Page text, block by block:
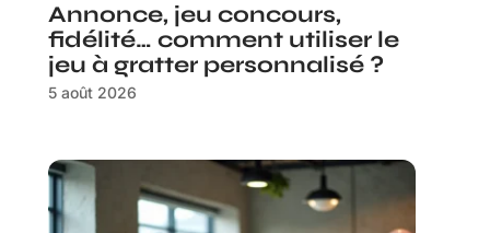
Annonce, jeu concours,
fidélité… comment utiliser le
jeu à gratter personnalisé ?
5 août 2026